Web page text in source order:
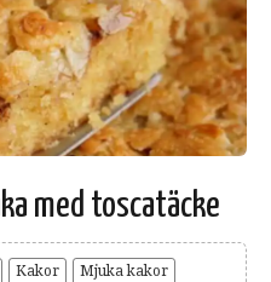
med toscatäcke
Kakor Mjuka kakor